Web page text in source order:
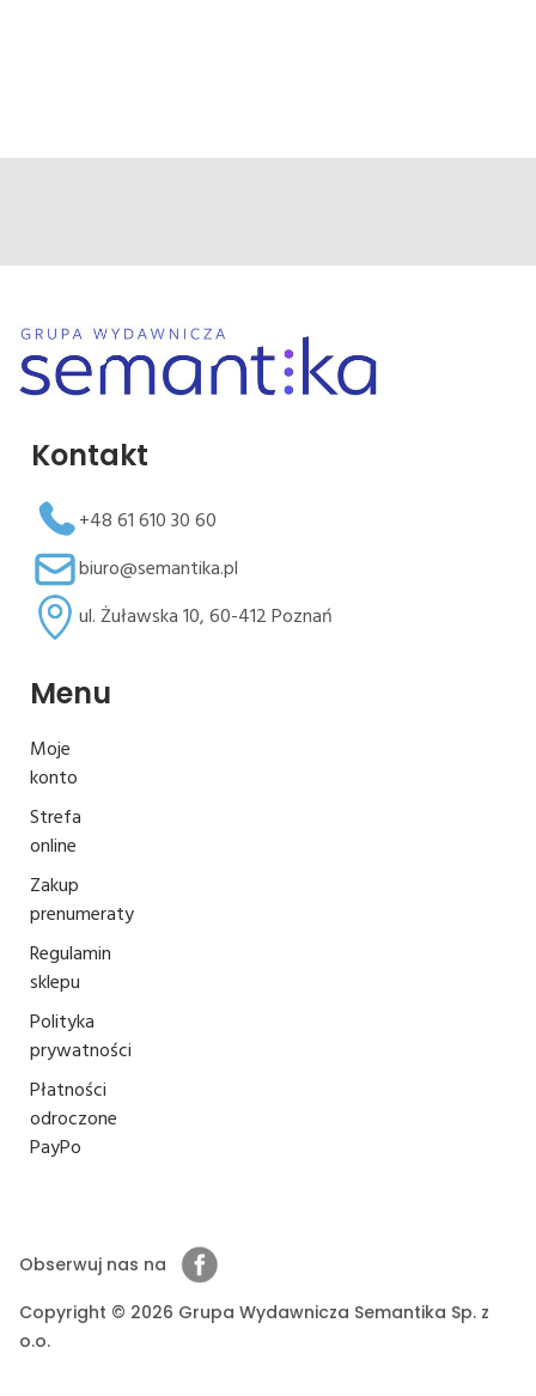
Kontakt
+48 61 610 30 60
biuro@semantika.pl
ul. Żuławska 10, 60-412 Poznań
Menu
Moje
konto
Strefa
online
Zakup
prenumeraty
Regulamin
sklepu
Polityka
prywatności
Płatności
odroczone
PayPo
Obserwuj nas na
Copyright © 2026 Grupa Wydawnicza Semantika Sp. z
o.o.